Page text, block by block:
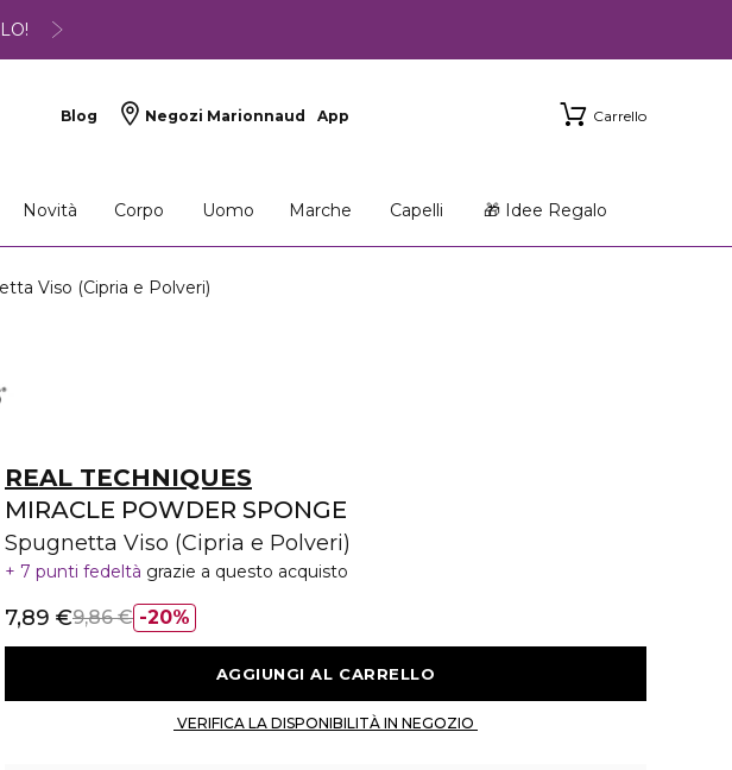
Blog Negozi Marionnaud App Carrello
Novità Corpo Uomo Marche Capelli 🎁 Idee Regalo
Viso (Cipria e Polveri)
REAL TECHNIQUES
MIRACLE POWDER SPONGE
Spugnetta Viso (Cipria e Polveri)
7 punti fedeltà grazie a questo acquisto
20%
7,89 €9,86 €